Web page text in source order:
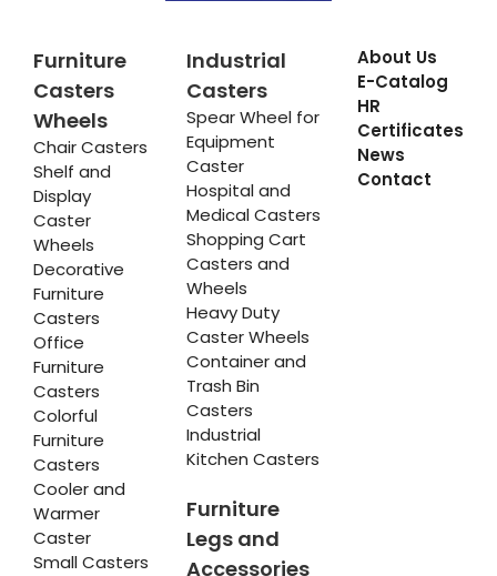
Furniture
Casters
Wheels
Chair Casters
Shelf and
Display
Caster
Wheels
Decorative
Furniture
Casters
Office
Furniture
Casters
Colorful
Furniture
Casters
Cooler and
Warmer
Caster
Small Casters
Industrial
Casters
Spear Wheel for
Equipment
Caster
Hospital and
Medical Casters
Shopping Cart
Casters and
Wheels
Heavy Duty
Caster Wheels
Container and
Trash Bin
Casters
Industrial
Kitchen Casters
Furniture
Legs and
Accessories
About Us
E-Catalog
HR
Certificates
News
Contact